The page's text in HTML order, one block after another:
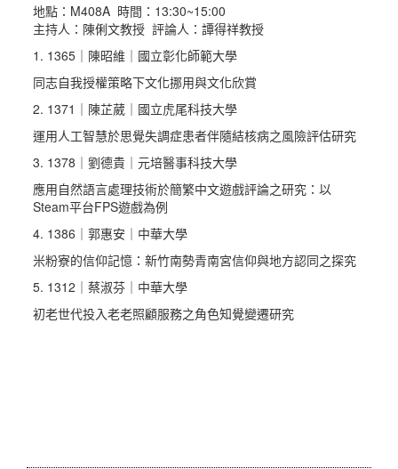
地點：M408A 時間：13:30~15:00
主持人：陳俐文教授 評論人：譚得祥教授
1. 1365｜陳昭維｜國立彰化師範大學
同志自我授權策略下文化挪用與文化欣賞
2. 1371｜陳芷葳｜國立虎尾科技大學
運用人工智慧於思覺失調症患者伴隨結核病之風險評估研究
3. 1378｜劉德貴｜元培醫事科技大學
應用自然語言處理技術於簡繁中文遊戲評論之研究：以
Steam平台FPS遊戲為例
4. 1386｜郭惠安｜中華大學
米粉寮的信仰記憶：新竹南勢青南宮信仰與地方認同之探究
5. 1312｜蔡淑芬｜中華大學
初老世代投入老老照顧服務之角色知覺變遷研究